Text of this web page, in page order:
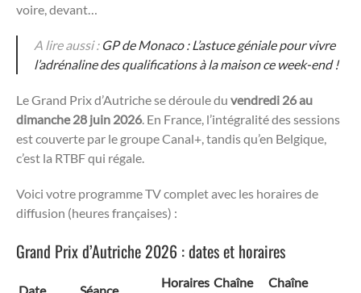
voire, devant…
A lire aussi : GP de Monaco : L’astuce géniale pour vivre
l’adrénaline des qualifications à la maison ce week-end !
Le Grand Prix d’Autriche se déroule du vendredi 26 au
dimanche 28 juin 2026. En France, l’intégralité des sessions
est couverte par le groupe Canal+, tandis qu’en Belgique,
c’est la RTBF qui régale.
Voici votre programme TV complet avec les horaires de
diffusion (heures françaises) :
Grand Prix d’Autriche 2026 : dates et horaires
Horaires Chaîne
Chaîne